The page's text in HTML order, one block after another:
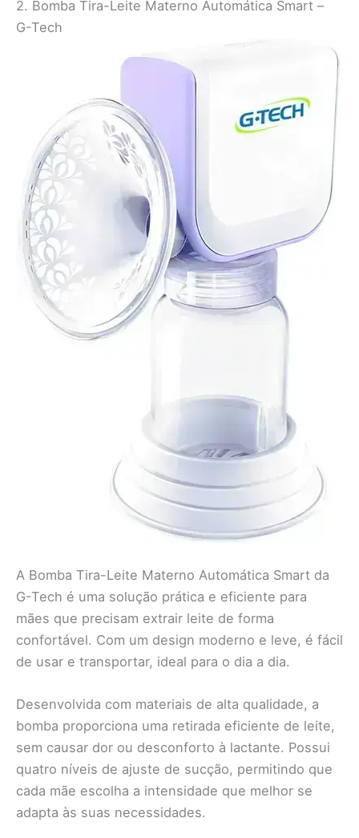
2. Bomba Tira-Leite Materno Automática Smart –
G-Tech
A Bomba Tira-Leite Materno Automática Smart da
G-Tech é uma solução prática e eficiente para
mães que precisam extrair leite de forma
confortável. Com um design moderno e leve, é fácil
de usar e transportar, ideal para o dia a dia.
Desenvolvida com materiais de alta qualidade, a
bomba proporciona uma retirada eficiente de leite,
sem causar dor ou desconforto à lactante. Possui
quatro níveis de ajuste de sucção, permitindo que
cada mãe escolha a intensidade que melhor se
adapta às suas necessidades.